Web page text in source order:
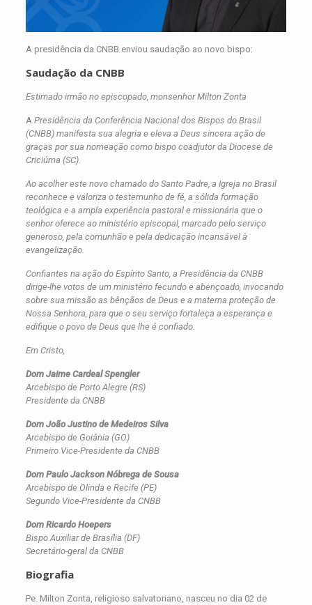
A presidência da CNBB enviou saudação ao novo bispo:
Saudação da CNBB
Estimado irmão no episcopado, monsenhor Milton Zonta
APresidência da Conferência Nacional dos Bispos do Brasil
(CNBB) manifesta sua alegria e eleva a Deus sincera ação de
graças por sua nomeação como bispo coadjutor da Diocese de
Criciúma (SC).
Ao acolher este novo chamado do Santo Padre, a Igreja no Brasil
reconhece e valoriza o testemunho de fé, a sólida formação
teológica e a ampla experiência pastoral e missionária que o
senhor oferece ao ministério episcopal, marcado pelo serviço
generoso, pela comunhão e pela dedicação incansável à
evangelização.
Confiantes na ação do Espírito Santo, a Presidência da CNBB
dirige-lhe votos de um ministério fecundo e abençoado, invocando
sobre sua missão as bênçãos de Deus e a materna proteção de
Nossa Senhora, para que o seu serviço fortaleça a esperança e
edifique o povo de Deus que lhe é confiado.
Em Cristo,
Dom Jaime Cardeal Spengler
Arcebispo de Porto Alegre (RS)
Presidente da CNBB
Dom João Justino de Medeiros Silva
Arcebispo de Goiânia (GO)
Primeiro Vice-Presidente da CNBB
Dom Paulo Jackson Nóbrega de Sousa
Arcebispo de Olinda e Recife (PE)
Segundo Vice-Presidente da CNBB
Dom Ricardo Hoepers
Bispo Auxiliar de Brasília (DF)
Secretário-geral da CNBB
Biografia
Pe. Milton Zonta, religioso salvatoriano, nasceu no dia 02 de